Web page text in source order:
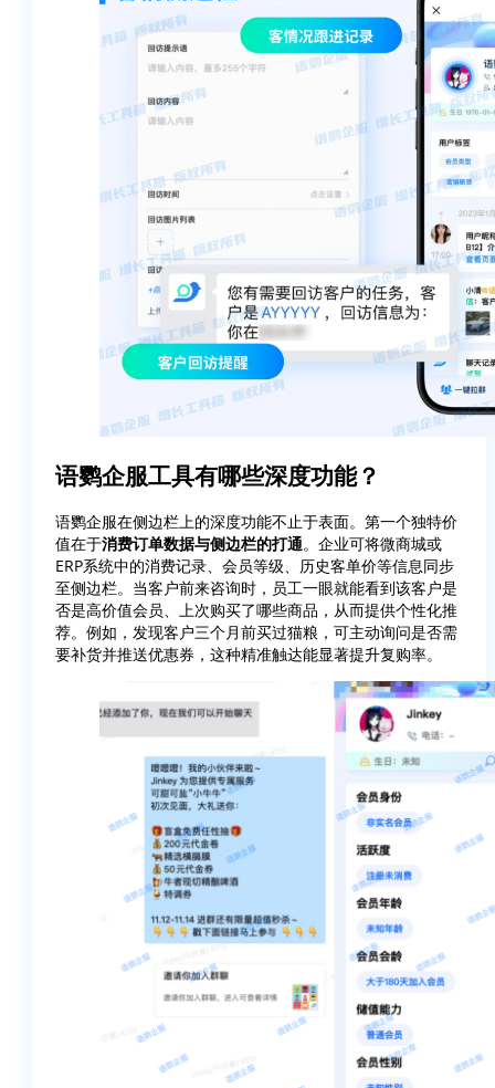
语鹦企服工具有哪些深度功能？
语鹦企服在侧边栏上的深度功能不止于表面。第一个独特价
值在于消费订单数据与侧边栏的打通。企业可将微商城或
ERP系统中的消费记录、会员等级、历史客单价等信息同步
至侧边栏。当客户前来咨询时，员工一眼就能看到该客户是
否是高价值会员、上次购买了哪些商品，从而提供个性化推
荐。例如，发现客户三个月前买过猫粮，可主动询问是否需
要补货并推送优惠券，这种精准触达能显著提升复购率。